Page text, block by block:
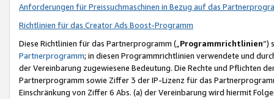
Anforderungen für Preissuchmaschinen in Bezug auf das
Richtlinien für das Creator Ads Boost-Programm
Diese Richtlinien für das Partnerprogramm („Programmrichtlinien“)
Partnerprogramm; in diesen Programmrichtlinien verwendete und
der Vereinbarung zugewiesene Bedeutung. Die Rechte und Pflichten
Partnerprogramm sowie Ziffer 3 der IP-Lizenz für das
Einschränkung von Ziffer 6 Abs. (a) der Vereinbarung wird hiermit